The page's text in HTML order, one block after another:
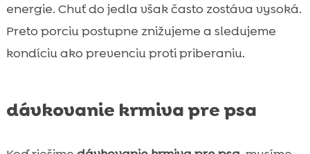
energie. Chuť do jedla však často zostáva vysoká.
Preto porciu postupne znižujeme a sledujeme
kondíciu ako prevenciu proti priberaniu.
dávkovanie krmiva pre psa